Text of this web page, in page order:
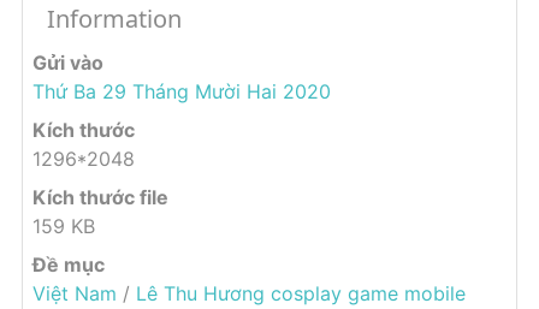
Information
Gửi vào
Thứ Ba 29 Tháng Mười Hai 2020
Kích thước
1296*2048
Kích thước file
159 KB
Đề mục
Việt Nam / Lê Thu Hương cosplay game mobile